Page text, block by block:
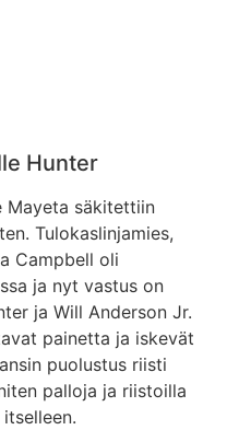
Hunter
Mayeta säkitettiin
Tulokaslinjamies,
Campbell oli
ja nyt vastus on
ja Will Anderson Jr.
painetta ja iskevät
puolustus riisti
palloja ja riistoilla